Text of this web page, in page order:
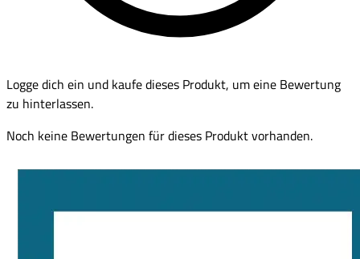
Logge dich ein und kaufe dieses Produkt, um eine Bewertung
zu hinterlassen.
Noch keine Bewertungen für dieses Produkt vorhanden.